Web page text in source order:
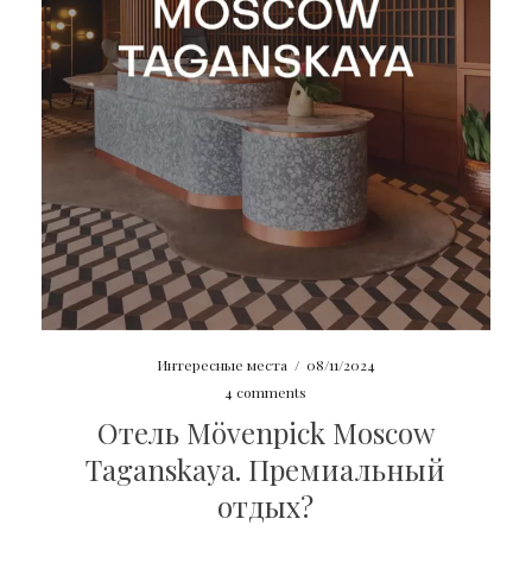
Интересные места / 08/11/2024
4 comments
Отель Mövenpick Moscow
Taganskaya. Премиальный
отдых?